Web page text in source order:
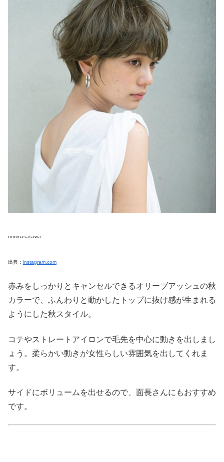
norimasasawa
出典： instagram.com
赤みをしっかりとキャンセルできるオリーブアッシュの秋
カラーで、ふんわりと動かしたトップに抜け感が生まれる
ようにした秋スタイル。
コテやストレートアイロンで毛先を中心に動きを出しまし
ょう。柔らかい動きが女性らしい雰囲気を出してくれま
す。
サイドにボリュームを出せるので、面長さんにもおすすめ
です。